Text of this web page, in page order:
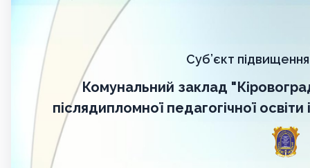
Суб’єкт підвищення
Комунальний заклад
післядипломної педагогічної